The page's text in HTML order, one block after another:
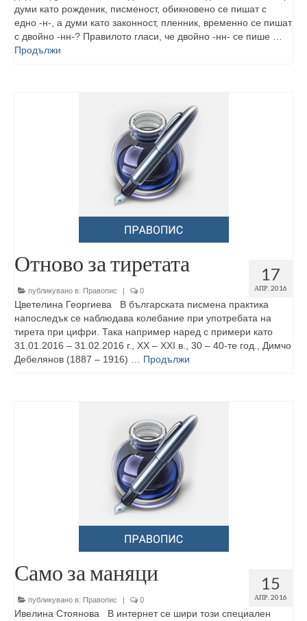
думи като рожденик, писменост, обикновено се пишат с
едно -н-, а думи като законност, пленник, временно се пишат
с двойно -нн-? Правилото гласи, че двойно -нн- се пише …
Продължи
17
АПР. 2016
Отново за тиретата
публикувано в: Правопис | 0
Цветелина Георгиева В българската писмена практика
напоследък се наблюдава колебание при употребата на
тирета при цифри. Така например наред с примери като
31.01.2016 – 31.02.2016 г., ХХ – ХХI в., 30 – 40-те год., Димчо
Дебелянов (1887 – 1916) … Продължи
15
АПР. 2016
Само за маняци
публикувано в: Правопис | 0
Ивелина Стоянова В интернет се шири този специален